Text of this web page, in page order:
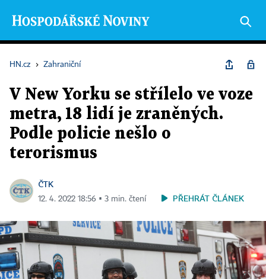
HN.cz › Zahraniční
V New Yorku se střílelo ve voze
metra, 18 lidí je zraněných.
Podle policie nešlo o
terorismus
ČTK
12. 4. 2022 18:56 ▪ 3 min. čtení PŘEHRÁT ČLÁNEK